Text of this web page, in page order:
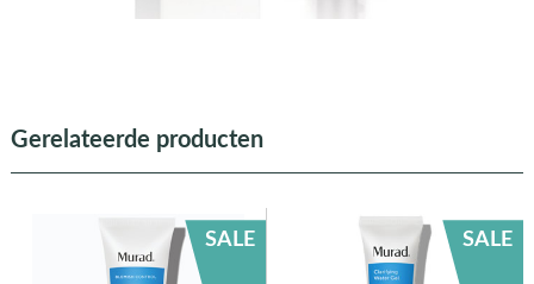
Gerelateerde producten
SALE SALE